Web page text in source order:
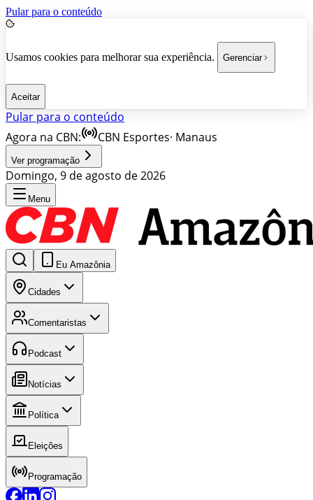
Pular para o conteúdo
Usamos cookies para melhorar sua experiência. Gerenciar
Aceitar
Pular para o conteúdo
Agora na CBN:
CBN Esportes· Manaus
Ver programação
Domingo, 9 de agosto de 2026
Menu
Eu Amazônia
Cidades
Comentaristas
Podcast
Notícias
Política
Eleições
Programação